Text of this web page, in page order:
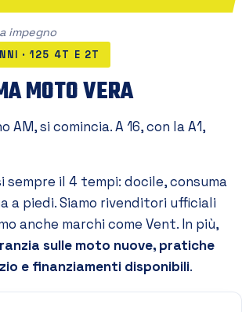
impegno
· 125 4T E 2T
MOTO VERA
AM, si comincia. A 16, con la A1,
sempre il 4 tempi: docile, consuma
a piedi. Siamo rivenditori ufficiali
anche marchi come Vent. In più,
sulle moto nuove, pratiche
e finanziamenti disponibili.